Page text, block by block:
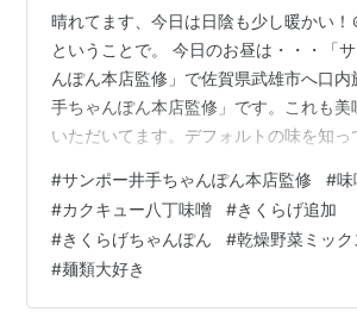
晴れてます、今日は日陰も少し暖かい！
ということで。 今日のお昼は・・・「
んぽん本店監修」で佐賀県武雄市へ口
手ちゃんぽん本店監修」です。これも美
いただいてます。デフォルトの味を知っ
は佐賀武雄の「井手ちゃんぽん本店」で
回し）。 中身は粉末スープ・かやく（キ
んぱく加工品）かやく（かまぼこ・きく
調味油が入ってます。麺はちゃんぽん風
回の使い回し）。 かやく・別入れのき
#サンポー井手ちゃんぽん本店監修 #味
#カクキュー八丁味噌 #きくらげ追加
#きくらげちゃんぽん #乾燥野菜ミック
#麺類大好き